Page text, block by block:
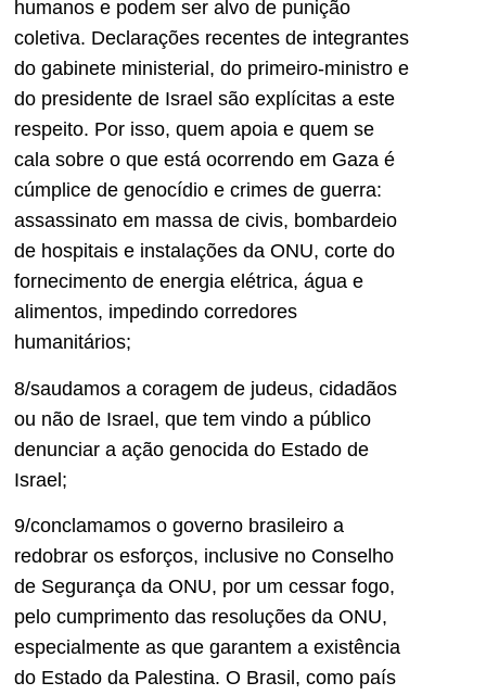
humanos e podem ser alvo de punição
coletiva. Declarações recentes de integrantes
do gabinete ministerial, do primeiro-ministro e
do presidente de Israel são explícitas a este
respeito. Por isso, quem apoia e quem se
cala sobre o que está ocorrendo em Gaza é
cúmplice de genocídio e crimes de guerra:
assassinato em massa de civis, bombardeio
de hospitais e instalações da ONU, corte do
fornecimento de energia elétrica, água e
alimentos, impedindo corredores
humanitários;
8/saudamos a coragem de judeus, cidadãos
ou não de Israel, que tem vindo a público
denunciar a ação genocida do Estado de
Israel;
9/conclamamos o governo brasileiro a
redobrar os esforços, inclusive no Conselho
de Segurança da ONU, por um cessar fogo,
pelo cumprimento das resoluções da ONU,
especialmente as que garantem a existência
do Estado da Palestina. O Brasil, como país